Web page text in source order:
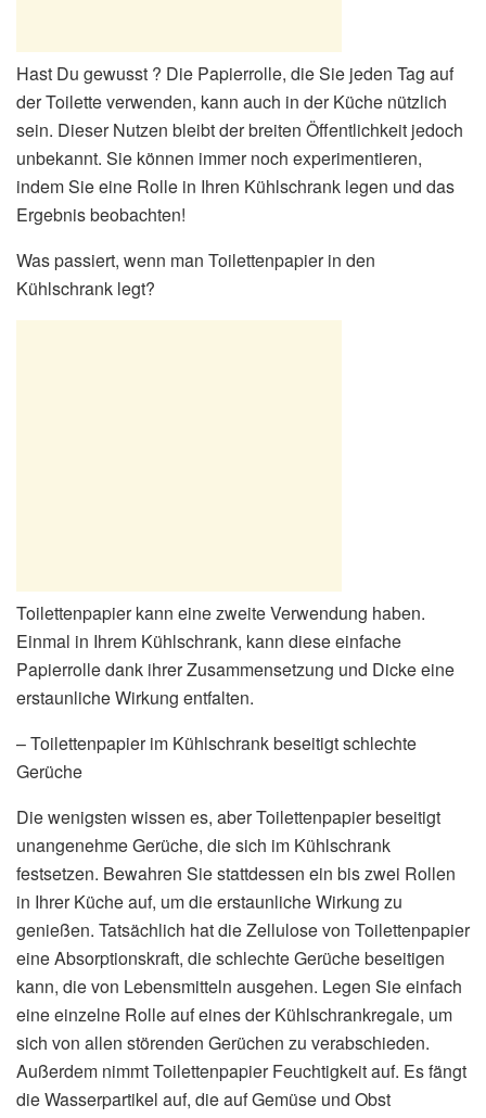
Hast Du gewusst ? Die Papierrolle, die Sie jeden Tag auf
der Toilette verwenden, kann auch in der Küche nützlich
sein. Dieser Nutzen bleibt der breiten Öffentlichkeit jedoch
unbekannt. Sie können immer noch experimentieren,
indem Sie eine Rolle in Ihren Kühlschrank legen und das
Ergebnis beobachten!
Was passiert, wenn man Toilettenpapier in den
Kühlschrank legt?
Toilettenpapier kann eine zweite Verwendung haben.
Einmal in Ihrem Kühlschrank, kann diese einfache
Papierrolle dank ihrer Zusammensetzung und Dicke eine
erstaunliche Wirkung entfalten.
– Toilettenpapier im Kühlschrank beseitigt schlechte
Gerüche
Die wenigsten wissen es, aber Toilettenpapier beseitigt
unangenehme Gerüche, die sich im Kühlschrank
festsetzen. Bewahren Sie stattdessen ein bis zwei Rollen
in Ihrer Küche auf, um die erstaunliche Wirkung zu
genießen. Tatsächlich hat die Zellulose von Toilettenpapier
eine Absorptionskraft, die schlechte Gerüche beseitigen
kann, die von Lebensmitteln ausgehen. Legen Sie einfach
eine einzelne Rolle auf eines der Kühlschrankregale, um
sich von allen störenden Gerüchen zu verabschieden.
Außerdem nimmt Toilettenpapier Feuchtigkeit auf. Es fängt
die Wasserpartikel auf, die auf Gemüse und Obst